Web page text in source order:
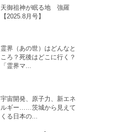
天御祖神が眠る地 強羅
【2025.8月号】
霊界（あの世）はどんなと
ころ？死後はどこに行く？
「霊界マ...
宇宙開発、原子力、新エネ
ルギー……茨城から見えて
くる日本の...